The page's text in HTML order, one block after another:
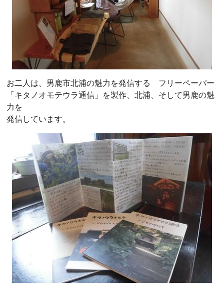
お二人は、男鹿市北浦の魅力を発信する フリーペーパー
「キタノオモテウラ通信」を製作、北浦、そして男鹿の魅
力を
発信しています。